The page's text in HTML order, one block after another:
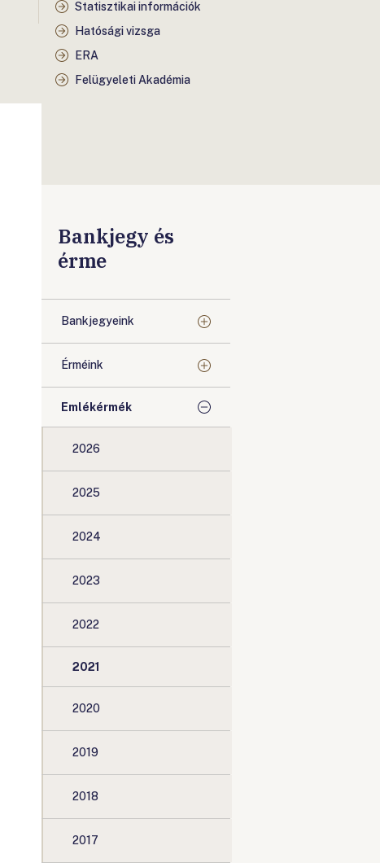
Statisztikai információk
Hatósági vizsga
ERA
Felügyeleti Akadémia
Bankjegy és
érme
Bankjegyeink
Érméink
Emlékérmék
2026
2025
2024
2023
2022
2021
2020
2019
2018
2017